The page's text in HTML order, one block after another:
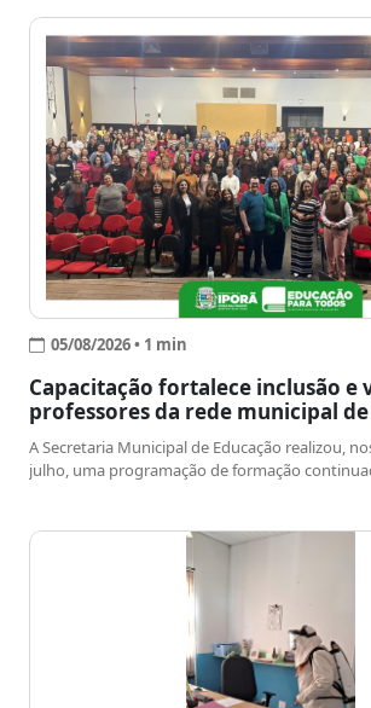
05/08/2026 • 1 min
Capacitação fortalece inclusão e
professores da rede municipal
A Secretaria Municipal de Educação realizou,
julho, uma programação de formação